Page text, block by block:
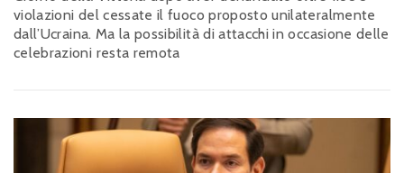
violazioni del cessate il fuoco proposto unilateralmente
dall’Ucraina. Ma la possibilità di attacchi in occasione delle
celebrazioni resta remota